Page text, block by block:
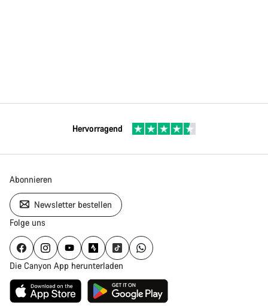
Hervorragend
Abonnieren
Newsletter bestellen
Folge uns
Die Canyon App herunterladen